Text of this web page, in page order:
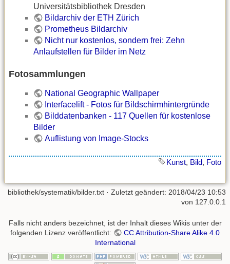
Universitätsbibliothek Dresden
Bildarchiv der ETH Zürich
Prometheus Bildarchiv
Nicht nur kostenlos, sondern frei: Zehn
Anlaufstellen für Bilder im Netz
Fotosammlungen
National Geographic Wallpaper
Interfacelift - Fotos für Bildschirmhintergründe
Bilddatenbanken - 117 Quellen für kostenlose
Bilder
Auflistung von Image-Stocks
Kunst, Bild, Foto
bibliothek/systematik/bilder.txt · Zuletzt geändert: 2018/04/23 10:53
von 127.0.0.1
Falls nicht anders bezeichnet, ist der Inhalt dieses Wikis unter der
folgenden Lizenz veröffentlicht:
CC Attribution-Share Alike 4.0
International